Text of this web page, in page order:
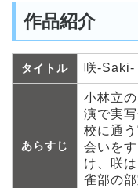
作品紹介
タイトル 咲-Saki-
あらすじ
小林立
演で実
校に通
会いを
け、咲
雀部の